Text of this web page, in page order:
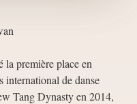
première place en
de danse
Tang Dynasty en 2014,